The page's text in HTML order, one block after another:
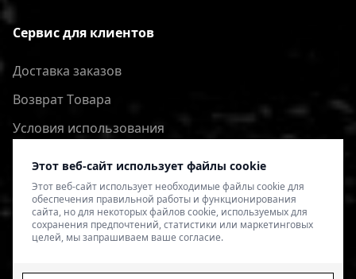
Этот веб-сайт использует файлы cookie
Этот веб-сайт использует необходимые файлы cookie для
обеспечения правильной работы и функционирования
сайта, но для некоторых файлов cookie, используемых для
сохранения предпочтений, статистики или маркетинговых
целей, мы запрашиваем ваше согласие.
Сервис для клиентов
Доставка заказов
Bозврат Tовара
Условия использования
Политика конфиденциальности